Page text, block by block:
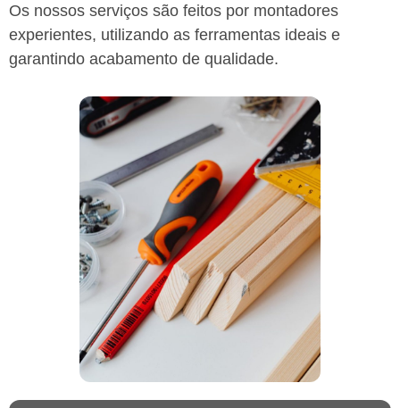
Os nossos serviços são feitos por montadores
experientes, utilizando as ferramentas ideais e
garantindo acabamento de qualidade.